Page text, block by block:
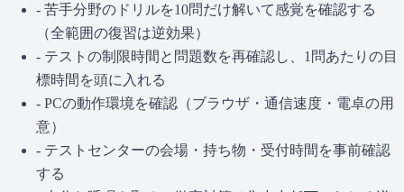
- 苦手分野のドリルを10問だけ解いて感覚を確認する
（全範囲の復習は逆効果）
- テストの制限時間と問題数を再確認し、1問あたりの目
標時間を頭に入れる
- PCの動作環境を確認（ブラウザ・通信速度・電卓の用
意）
- テストセンターの会場・持ち物・受付時間を事前確認
する